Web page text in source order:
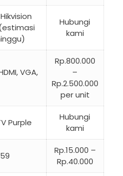
Hubungi
kami
VGA,
Rp.800.000
–
Rp.2.500.000
per unit
Purple
Hubungi
kami
Rp.15.000 –
Rp.40.000